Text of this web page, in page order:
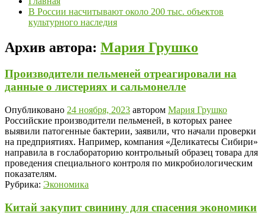
В России насчитывают около 200 тыс. объектов
культурного наследия
Архив автора: Мария Грушко
Производители пельменей отреагировали на
данные о листериях и сальмонелле
Опубликовано 24 ноября, 2023 автором Мария Грушко
Российские производители пельменей, в которых ранее
выявили патогенные бактерии, заявили, что начали проверки
на предприятиях. Например, компания «Деликатесы Сибири»
направила в гослабораторию контрольный образец товара для
проведения специального контроля по микробиологическим
показателям.
Рубрика: Экономика
Китай закупит свинину для спасения экономики